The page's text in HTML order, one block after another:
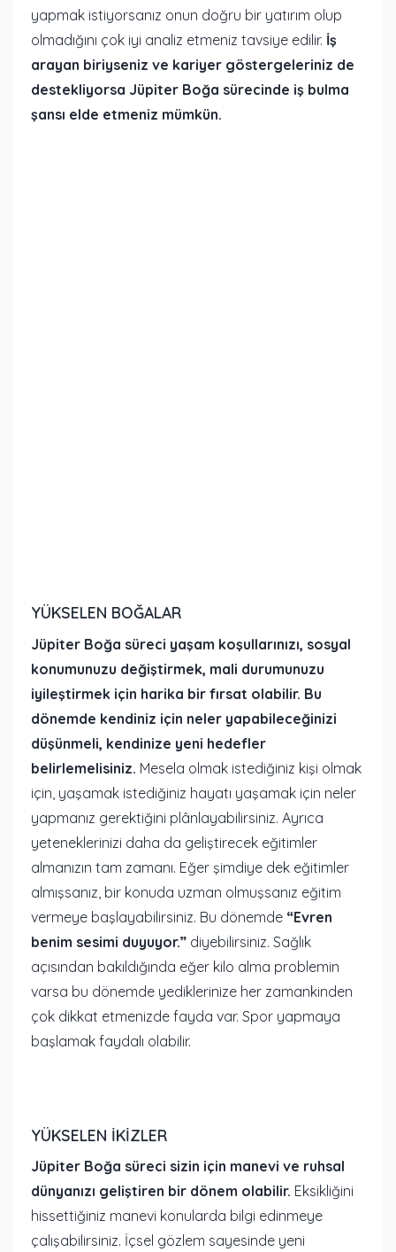
yapmak istiyorsanız onun doğru bir yatırım olup
olmadığını çok iyi analiz etmeniz tavsiye edilir. İş
arayan biriyseniz ve kariyer göstergeleriniz de
destekliyorsa Jüpiter Boğa sürecinde iş bulma
şansı elde etmeniz mümkün.
YÜKSELEN BOĞALAR
Jüpiter Boğa süreci yaşam koşullarınızı, sosyal
konumunuzu değiştirmek, mali durumunuzu
iyileştirmek için harika bir fırsat olabilir. Bu
dönemde kendiniz için neler yapabileceğinizi
düşünmeli, kendinize yeni hedefler
belirlemelisiniz. Mesela olmak istediğiniz kişi olmak
için, yaşamak istediğiniz hayatı yaşamak için neler
yapmanız gerektiğini plânlayabilirsiniz. Ayrıca
yeteneklerinizi daha da geliştirecek eğitimler
almanızın tam zamanı. Eğer şimdiye dek eğitimler
almışsanız, bir konuda uzman olmuşsanız eğitim
vermeye başlayabilirsiniz. Bu dönemde “Evren
benim sesimi duyuyor.” diyebilirsiniz. Sağlık
açısından bakıldığında eğer kilo alma problemin
varsa bu dönemde yediklerinize her zamankinden
çok dikkat etmenizde fayda var. Spor yapmaya
başlamak faydalı olabilir.
YÜKSELEN İKİZLER
Jüpiter Boğa süreci sizin için manevi ve ruhsal
dünyanızı geliştiren bir dönem olabilir. Eksikliğini
hissettiğiniz manevi konularda bilgi edinmeye
çalışabilirsiniz. İçsel gözlem sayesinde yeni